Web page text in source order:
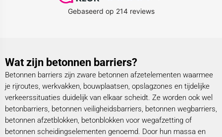
Wat zijn betonnen barriers?
Betonnen barriers zijn zware betonnen afzetelementen waarmee
je rijroutes, werkvakken, bouwplaatsen, opslagzones en tijdelijke
verkeerssituaties duidelijk van elkaar scheidt. Ze worden ook wel
betonbarriers, betonnen veiligheidsbarriers, betonnen wegbarriers,
betonnen afzetblokken, betonblokken voor wegafzetting of
betonnen scheidingselementen genoemd. Door hun massa en